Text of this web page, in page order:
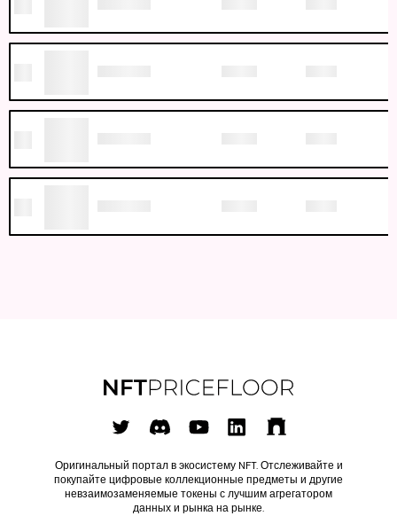
Оригинальный портал в экосистему NFT. Отслеживайте и
покупайте цифровые коллекционные предметы и другие
невзаимозаменяемые токены с лучшим агрегатором
данных и рынка на рынке.